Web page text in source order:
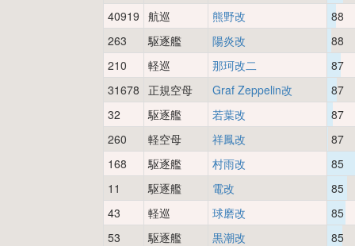
40919 航巡 熊野改
88
263
駆逐艦 陽炎改
88
210
軽巡 那珂改二
87
31678
正規空母 Graf Zeppelin改
87
32
駆逐艦 若葉改
87
260
軽空母 祥鳳改
87
168
駆逐艦 村雨改
85
11
駆逐艦 電改
85
43
軽巡 球磨改
85
53
駆逐艦 黒潮改
85